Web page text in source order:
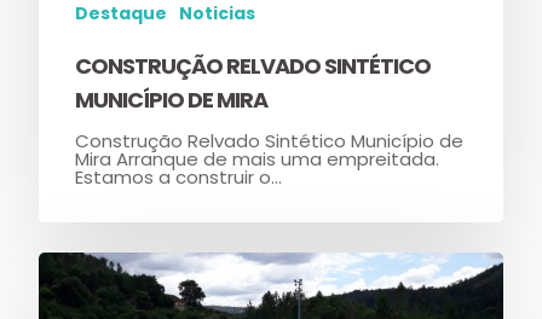
Destaque Noticias
CONSTRUÇÃO RELVADO SINTÉTICO
MUNICÍPIO DE MIRA
Construção Relvado Sintético Município de
Mira Arranque de mais uma empreitada.
Estamos a construir o…